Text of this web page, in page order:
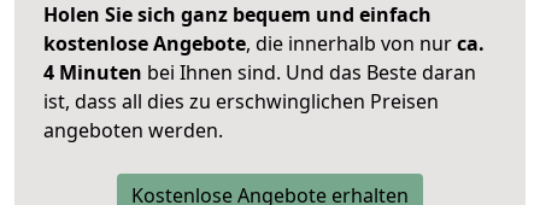
Holen Sie sich ganz bequem und einfach
kostenlose Angebote, die innerhalb von nurca.
4 Minuten bei Ihnen sind. Und das Beste daran
ist, dass all dies zu erschwinglichen Preisen
angeboten werden.
Kostenlose Angebote erhalten